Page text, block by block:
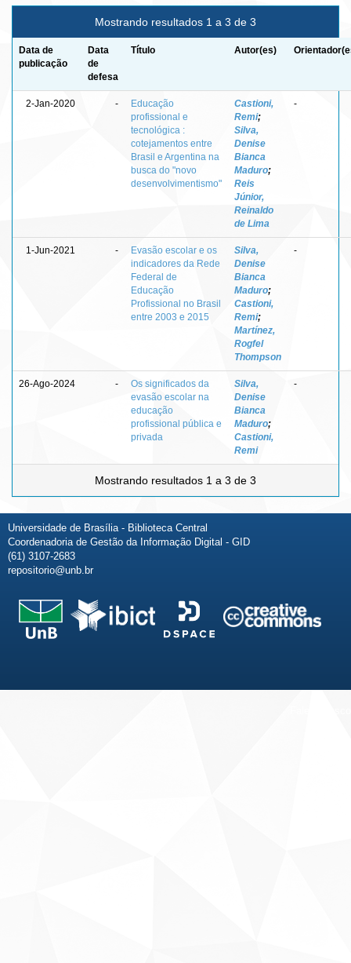
Mostrando resultados 1 a 3 de 3
Data de
publicação
Data
de
defesa
Título Autor(es)
2-Jan-2020 -
Educação
profissional e
tecnológica :
cotejamentos entre
Brasil e Argentina na
busca do "novo
desenvolvimentismo"
Castioni,
Remi;
Silva,
Denise
Bianca
Maduro;
Reis
Júnior,
Reinaldo
de Lima
-
1-Jun-2021 -
Evasão escolar e os
indicadores da Rede
Federal de
Educação
Profissional no Brasil
entre 2003 e 2015
Silva,
Denise
Bianca
Maduro;
Castioni,
Remi;
Martínez,
Rogfel
Thompson
-
26-Ago-2024 -
Os significados da
evasão escolar na
educação
profissional pública e
privada
Silva,
Denise
Bianca
Maduro;
Castioni,
Remi
-
Mostrando resultados 1 a 3 de 3
Universidade de Brasília - Biblioteca Central
Coordenadoria de Gestão da Informação Digital - GID
(61) 3107-2683
repositorio@unb.br